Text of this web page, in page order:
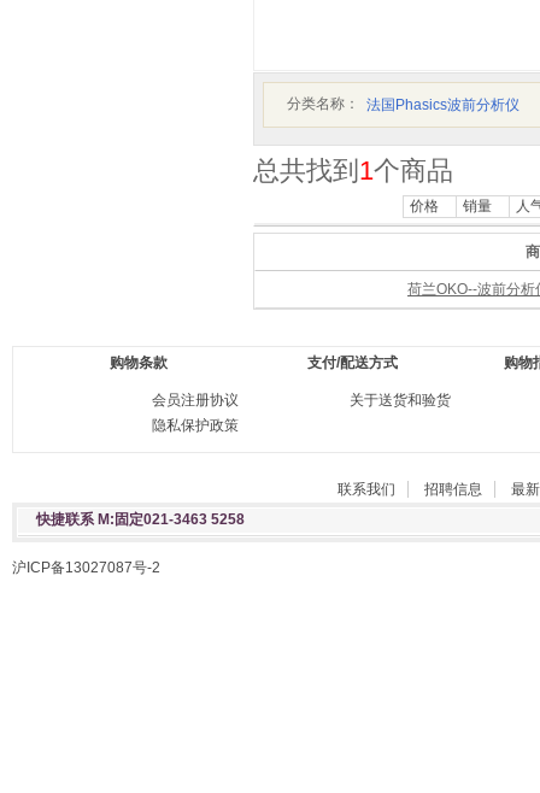
分类名称： 法国Phasics波前分析仪
总共找到 1个商品
价格 销量 人
荷兰OKO--波前分
购物条款
会员注册协议
隐私保护政策
支付/配送方式
关于送货和验货
购物
联系我们 招聘信息
最
快捷联系 M:固定021-3463 5258
沪ICP备13027087号-2